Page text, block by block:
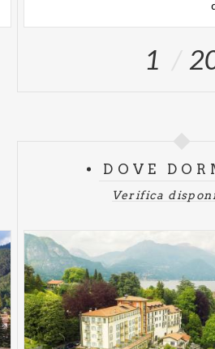
1
DOVE
Verifica